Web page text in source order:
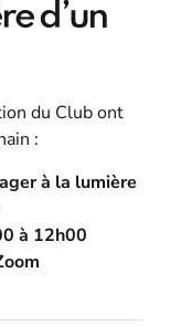
d’un
du Club ont
:
à la lumière
à 12h00